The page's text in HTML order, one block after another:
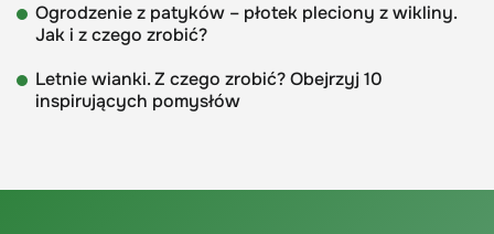
Ogrodzenie z patyków – płotek pleciony z wikliny.
Jak i z czego zrobić?
Letnie wianki. Z czego zrobić? Obejrzyj 10
inspirujących pomysłów